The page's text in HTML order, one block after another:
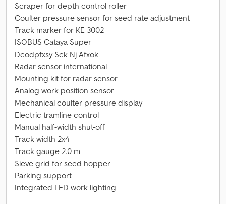
Scraper for depth control roller
Coulter pressure sensor for seed rate adjustment
Track marker for KE 3002
ISOBUS Cataya Super
Dcodpfxsy Sck Nj Afxok
Radar sensor international
Mounting kit for radar sensor
Analog work position sensor
Mechanical coulter pressure display
Electric tramline control
Manual half-width shut-off
Track width 2x4
Track gauge 2.0 m
Sieve grid for seed hopper
Parking support
Integrated LED work lighting